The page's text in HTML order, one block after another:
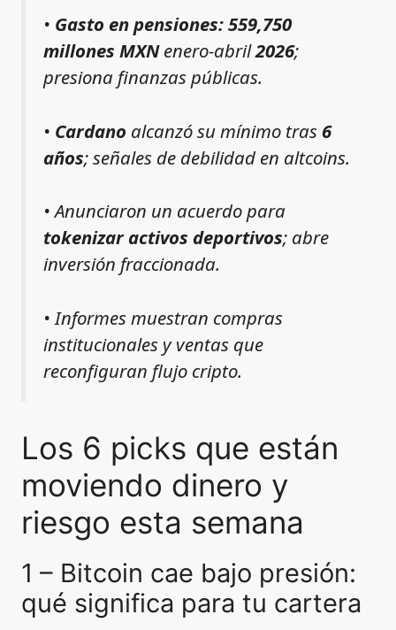
• Gasto en pensiones: 559,750
millones MXNenero-abril2026;
presiona finanzas públicas.
• Cardano alcanzó su mínimo tras6
años; señales de debilidad en altcoins.
• Anunciaron un acuerdo para
tokenizar activos deportivos; abre
inversión fraccionada.
• Informes muestran compras
institucionales y ventas que
reconfiguran flujo cripto.
Los 6 picks que están
moviendo dinero y
riesgo esta semana
1 – Bitcoin cae bajo presión:
qué significa para tu cartera